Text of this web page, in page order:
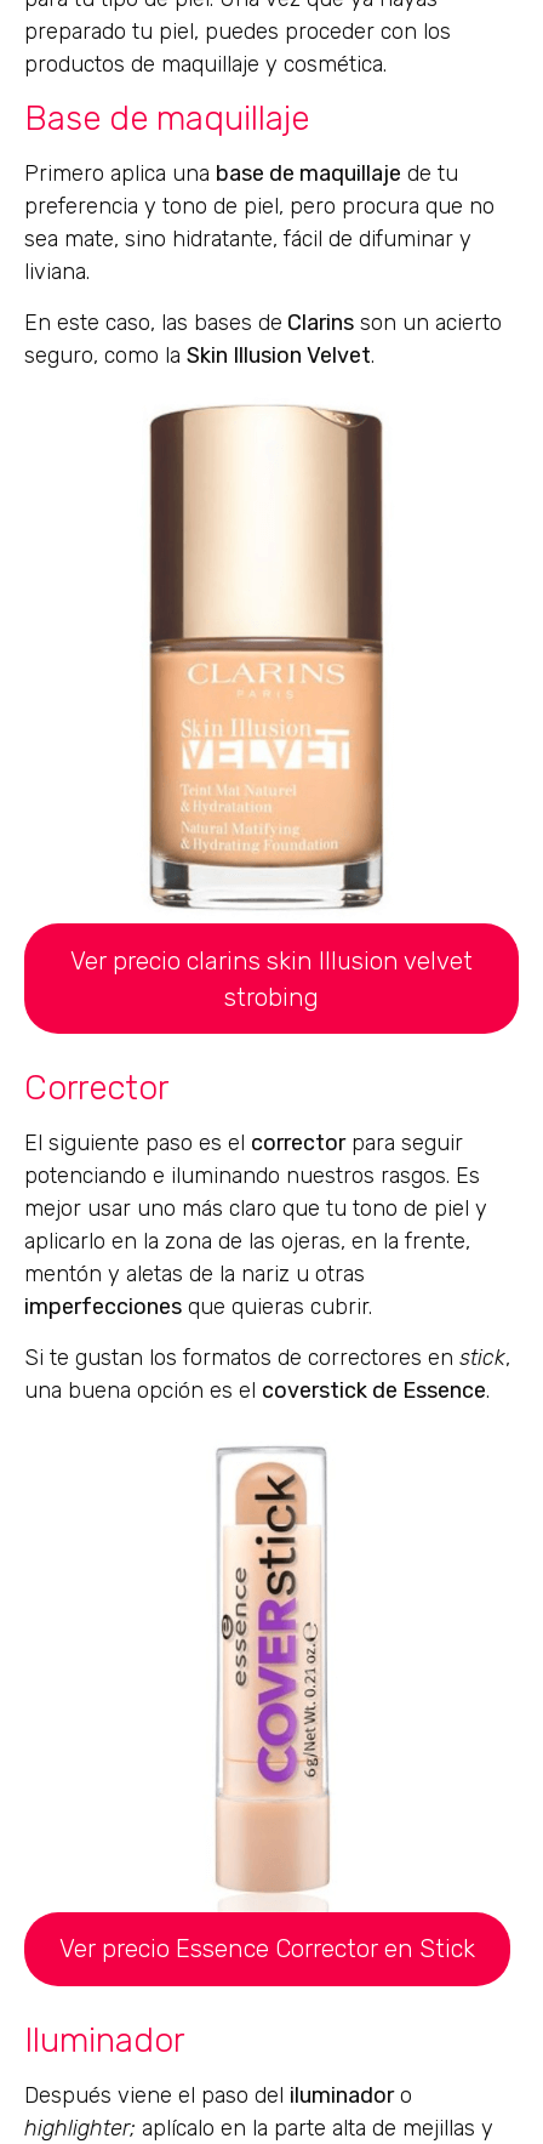
preparado tu piel, puedes proceder con los
productos de maquillaje y cosmética.
Base de maquillaje
Primero aplica una base de maquillaje de tu
preferencia y tono de piel, pero procura que no
sea mate, sino hidratante, fácil de difuminar y
liviana.
En este caso, las bases de Clarins son un acierto
seguro, como la Skin Illusion Velvet.
Ver precio clarins skin Illusion velvet
strobing
Corrector
El siguiente paso es el correctorpara seguir
potenciando e iluminando nuestros rasgos. Es
mejor usar uno más claro que tu tono de piel y
aplicarlo en la zona de las ojeras, en la frente,
mentón y aletas de la nariz u otras
imperfecciones que quieras cubrir.
Si te gustan los formatos de correctores en stick,
una buena opción es el coverstick de Essence.
Ver precio Essence Corrector en Stick
Iluminador
Después viene el paso del iluminadoro
highlighter; aplícalo en la parte alta de mejillas y